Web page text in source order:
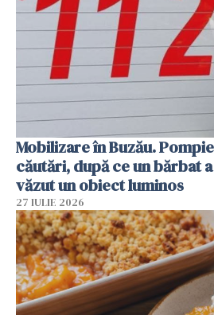
Mobilizare în Buzău.
căutări, după ce un bărbat a
văzut un obiect luminos
27 IULIE 2026